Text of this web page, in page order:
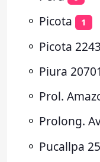
⚬ Picota 1
⚬ Picota
⚬ Piura 20701
⚬ Prol.
⚬ Prolong.
⚬ Pucallpa